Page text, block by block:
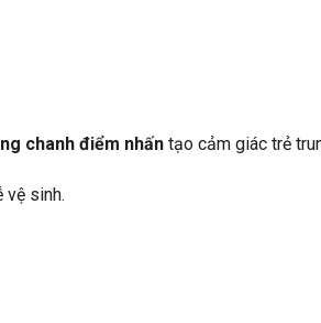
chanh điểm nhấn tạo cảm giác trẻ
sinh.